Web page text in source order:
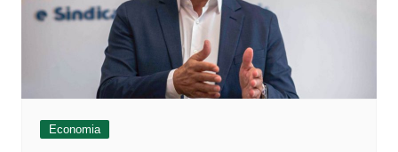
Economia